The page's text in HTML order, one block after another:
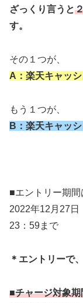
ざっくり言うと
す。
その１つが、
A：楽天キャッ
もう１つが、
B：楽天キャッ
■エントリー期間
2022年12月27日
23：59まで
＊エントリーで
■チャージ対象期